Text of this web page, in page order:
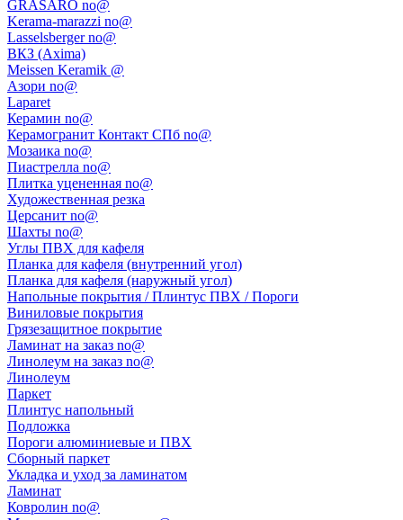
GRASARO no@
Kerama-marazzi no@
Lasselsberger no@
ВКЗ (Axima)
Meissen Keramik @
Азори no@
Laparet
Керамин no@
Керамогранит Контакт СПб no@
Мозаика no@
Пиастрелла no@
Плитка уцененная no@
Художественная резка
Церсанит no@
Шахты no@
Углы ПВХ для кафеля
Планка для кафеля (внутренний угол)
Планка для кафеля (наружный угол)
Напольные покрытия / Плинтус ПВХ / Пороги
Виниловые покрытия
Грязезащитное покрытие
Ламинат на заказ no@
Линолеум на заказ no@
Линолеум
Паркет
Плинтус напольный
Подложка
Пороги алюминиевые и ПВХ
Сборный паркет
Укладка и уход за ламинатом
Ламинат
Ковролин no@